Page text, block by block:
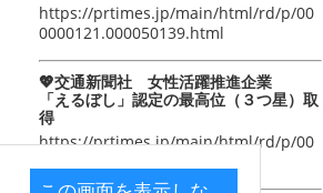
https://prtimes.jp/main/html/rd/p/00
0000121.000050139.html
💖交通新聞社 女性活躍推進企業
「えるぼし」認定の最高位（３つ星）取
得
https://prtimes.jp/main/html/rd/p/00